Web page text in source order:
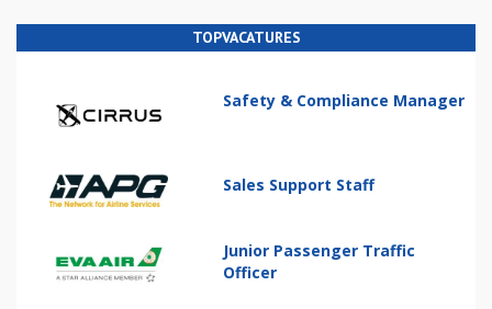
TOPVACATURES
Safety & Compliance Manager
Sales Support Staff
Junior Passenger Traffic
Officer